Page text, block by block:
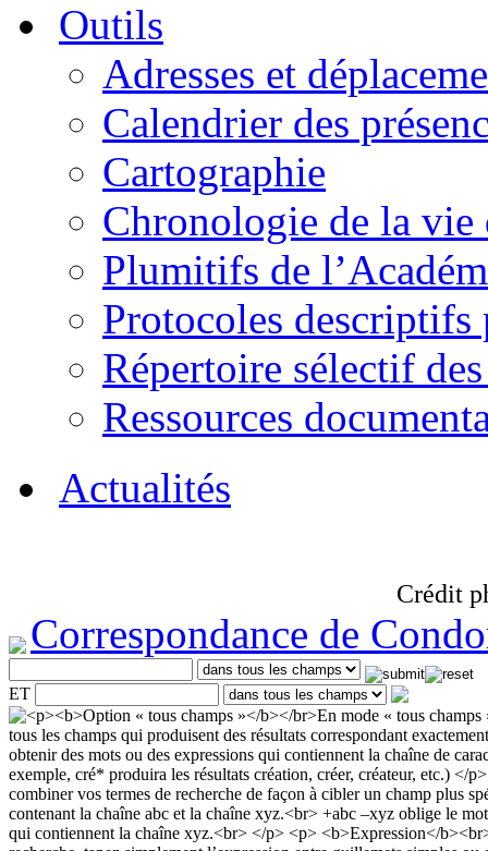
Outils
Adresses et
Calendrier des
Cartographie
Chronologie de la vie
Plumitifs de
Protocoles descriptifs
Répertoire sélectif
Ressources
Actualités
Crédit
Correspondance de
ET